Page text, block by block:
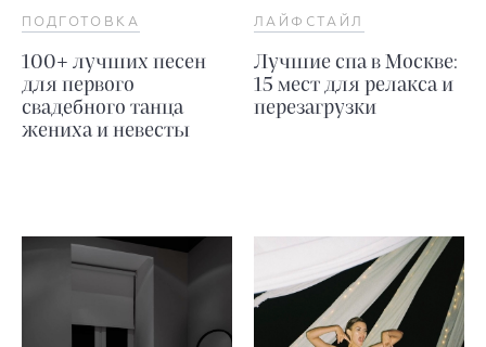
ПОДГОТОВКА
100+ лучших песен
для первого
свадебного танца
жениха и невесты
ЛАЙФСТАЙЛ
Лучшие спа в Москве:
15 мест для релакса и
перезагрузки